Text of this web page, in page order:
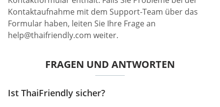
Kontaktaufnahme mit dem Support-Team über das
Formular haben, leiten Sie Ihre Frage an
help@thaifriendly.com weiter.
FRAGEN UND ANTWORTEN
Ist ThaiFriendly sicher?